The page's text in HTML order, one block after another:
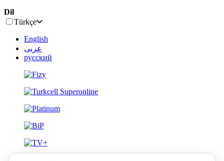
Dil
Türkçe
English
عربى
русский